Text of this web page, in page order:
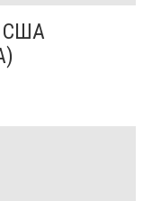
США